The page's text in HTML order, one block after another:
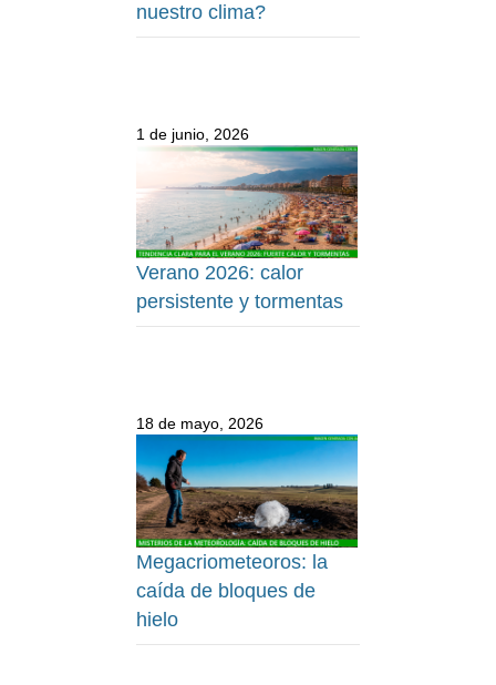
nuestro clima?
1 de junio, 2026
Verano 2026: calor
persistente y tormentas
18 de mayo, 2026
Megacriometeoros: la
caída de bloques de
hielo